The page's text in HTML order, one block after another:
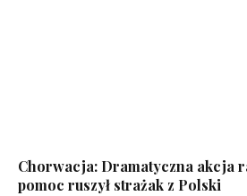
Chorwacja: Dramatyczna akcja
pomoc ruszył strażak z Polski